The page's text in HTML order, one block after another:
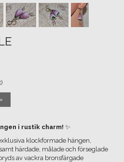
i rustik charm! ✨
klockformade hängen,
härdade, målade och förseglade
av vackra bronsfärgade